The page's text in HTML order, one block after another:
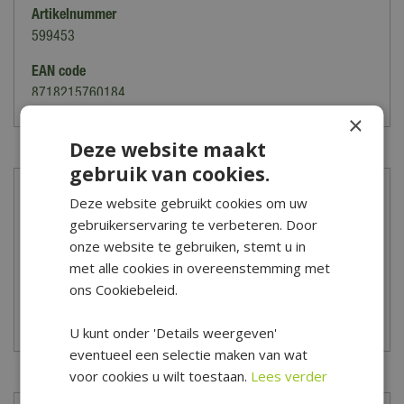
Artikelnummer
599453
EAN code
8718215760184
Tuinkas onderdelen
Materiaal
Bezorging tuinkassen
Wanneer je een tuinkas of tuinkasaccessoire bestelt in onze
webshop wordt de bestelling door de leverancier bij jou thuis
geleverd. De levertijden kunnen per product verschillen, je kunt
titel van het product. Het is niet mogelijk om je bestelling op te
halen in onze winkel.
Om te weten of en hoeveel bezorgkosten je betaalt vul je je
Lees meer
×
Deze website maakt
gebruik van cookies.
Deze website gebruikt cookies om uw
gebruikerservaring te verbeteren. Door
onze website te gebruiken, stemt u in
met alle cookies in overeenstemming met
ons Cookiebeleid.
U kunt onder 'Details weergeven'
eventueel een selectie maken van wat
voor cookies u wilt toestaan. Lees verder